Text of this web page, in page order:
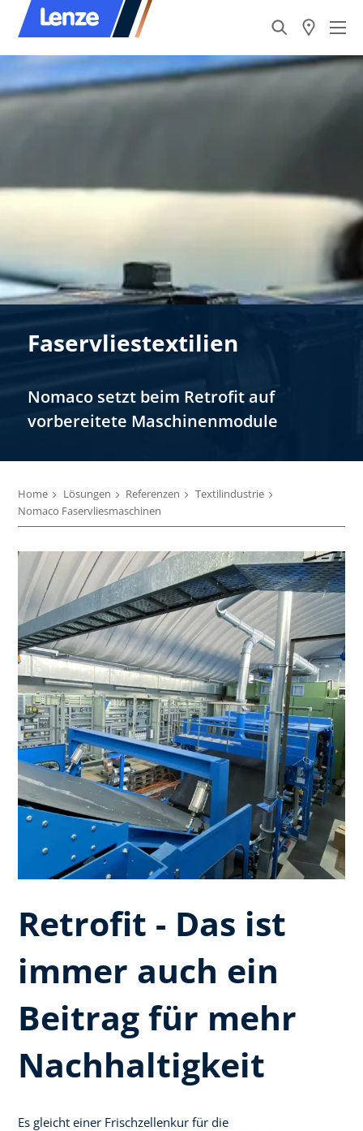
Faservliestextilien
Nomaco setzt beim Retrofit auf
vorbereitete Maschinenmodule
Home Lösungen Referenzen
Textilindustrie
Nomaco Faservliesmaschinen
Retrofit - Das ist
immer auch ein
Beitrag für mehr
Nachhaltigkeit
Es gleicht einer Frischzellenkur für die